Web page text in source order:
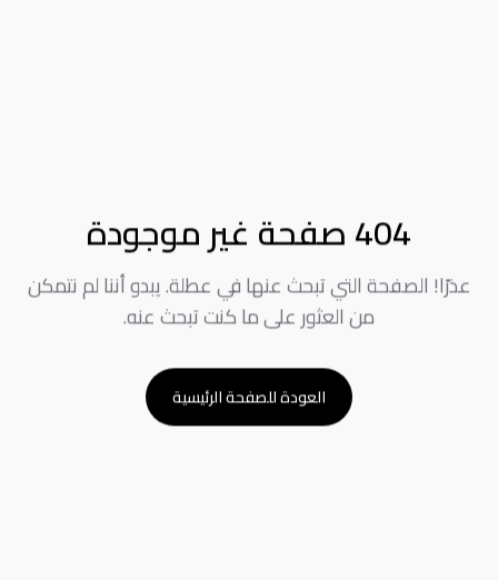
404 صفحة غير موجودة
عذرًا! الصفحة التي تبحث عنها في عطلة. يبدو أننا لم نتمكن
من العثور على ما كنت تبحث عنه.
العودة للصفحة الرئيسية